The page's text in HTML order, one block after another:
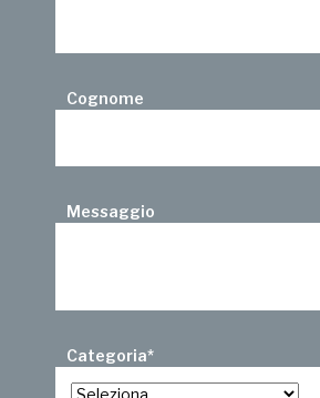
Cognome
Messaggio
Categoria*